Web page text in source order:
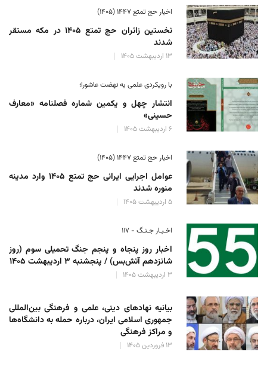
اخبار حج تمتع ۱۴۴۷ (۱۴۰۵)
نخستین زائران حج تمتع ۱۴۰۵ در مکه مستقر
شدند
۱۳ اردیبهشت ۱۴۰۵
با رویکردی علمی به نهضت عاشورا؛
انتشار چهل و یکمین شماره فصلنامه «معارف
حسینی»
۶ اردیبهشت ۱۴۰۵
اخبار حج تمتع ۱۴۴۷ (۱۴۰۵)
عوامل اجرایی ایرانی حج تمتع ۱۴۰۵ وارد مدینه
منوره ‌شدند
۵ اردیبهشت ۱۴۰۵
اخـبـار جـنـگ - ۱۱۷
اخبار روز پنجاه و پنجم جنگ تحمیلی سوم (روز
شانزدهم آتش‌بس) / پنجشنبه ۳ اردیبهشت ۱۴۰۵
۳ اردیبهشت ۱۴۰۵
بیانیه نهادهای دینی، علمی و فرهنگی بین‌المللی
جمهوری اسلامی ایران، درباره حمله به دانشگاه‌ها
و مراکز فرهنگی
۱۳ فروردین ۱۴۰۵